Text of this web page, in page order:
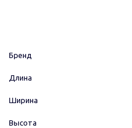
Бренд
Длина
Ширина
Высота